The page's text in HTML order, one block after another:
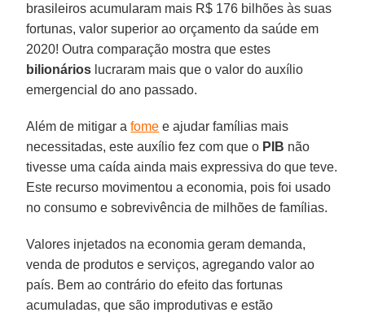
brasileiros acumularam mais R$ 176 bilhões às suas
fortunas, valor superior ao orçamento da saúde em
2020! Outra comparação mostra que estes
bilionários lucraram mais que o valor do auxílio
emergencial do ano passado.
Além de mitigar afome e ajudar famílias mais
necessitadas, este auxílio fez com que o PIB não
tivesse uma caída ainda mais expressiva do que teve.
Este recurso movimentou a economia, pois foi usado
no consumo e sobrevivência de milhões de famílias.
Valores injetados na economia geram demanda,
venda de produtos e serviços, agregando valor ao
país. Bem ao contrário do efeito das fortunas
acumuladas, que são improdutivas e estão